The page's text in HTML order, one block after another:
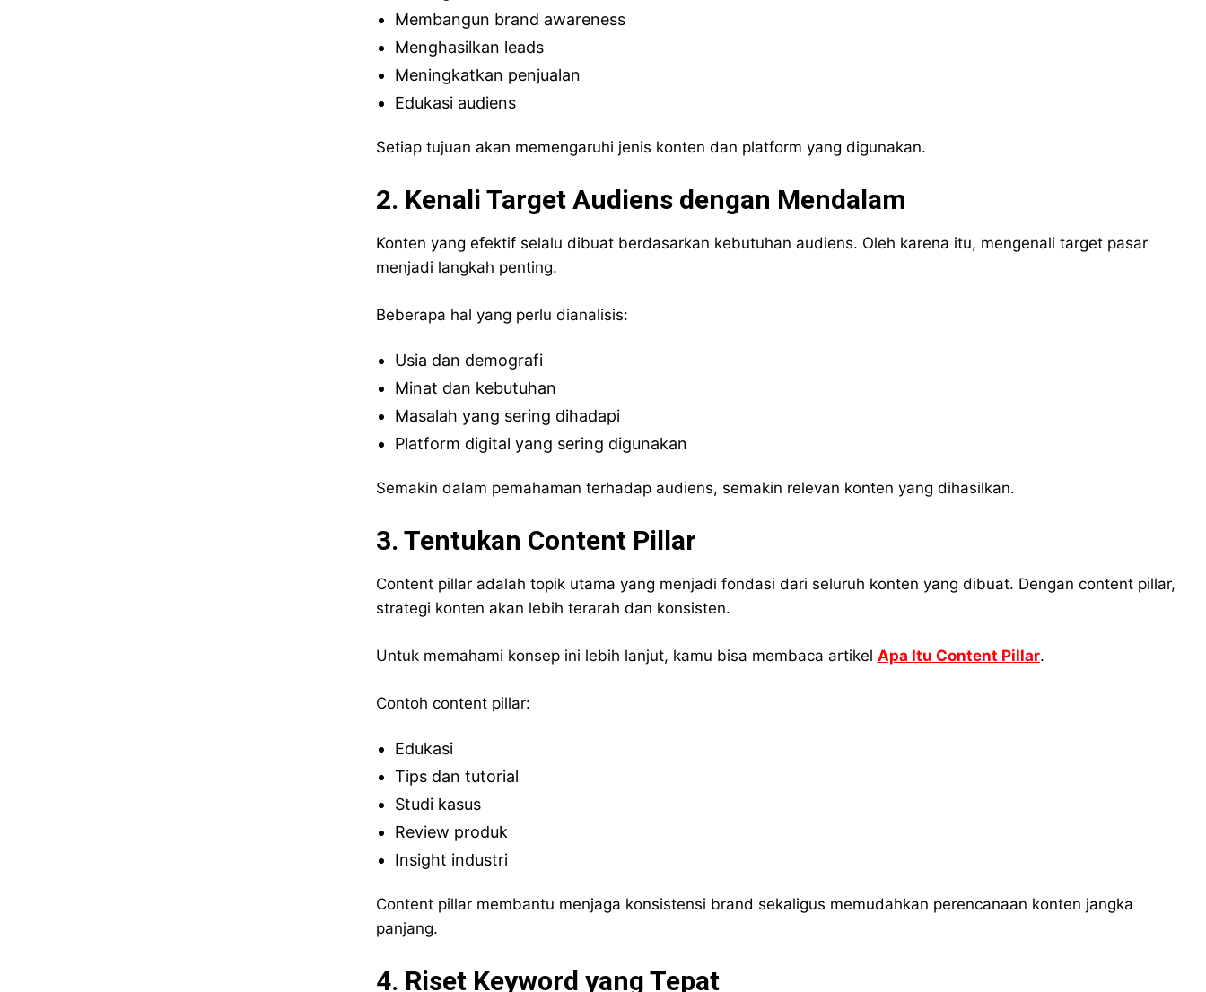
Membangun brand awareness
Menghasilkan leads
Meningkatkan penjualan
Edukasi audiens
Setiap tujuan akan memengaruhi jenis konten dan platform yang digunakan.
2. Kenali Target Audiens dengan Mendalam
Konten yang efektif selalu dibuat berdasarkan kebutuhan audiens. Oleh karena itu, mengenali target pasar
menjadi langkah penting.
Beberapa hal yang perlu dianalisis:
Usia dan demografi
Minat dan kebutuhan
Masalah yang sering dihadapi
Platform digital yang sering digunakan
Semakin dalam pemahaman terhadap audiens, semakin relevan konten yang dihasilkan.
3. Tentukan Content Pillar
Content pillar adalah topik utama yang menjadi fondasi dari seluruh konten yang dibuat. Dengan content pillar,
strategi konten akan lebih terarah dan konsisten.
Untuk memahami konsep ini lebih lanjut, kamu bisa membaca artikel Apa Itu Content Pillar.
Contoh content pillar:
Edukasi
Tips dan tutorial
Studi kasus
Review produk
Insight industri
Content pillar membantu menjaga konsistensi brand sekaligus memudahkan perencanaan konten jangka
panjang.
4. Riset Keyword yang Tepat